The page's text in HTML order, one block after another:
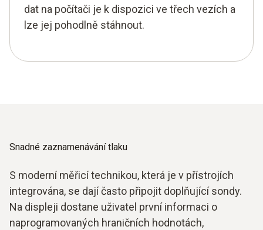
dat na počítači je k dispozici ve třech vezích a
lze jej pohodlně stáhnout.
Snadné zaznamenávání tlaku
S moderní měřicí technikou, která je v přístrojích
integrována, se dají často připojit doplňující sondy.
Na displeji dostane uživatel první informaci o
naprogramovaných hraničních hodnotách,